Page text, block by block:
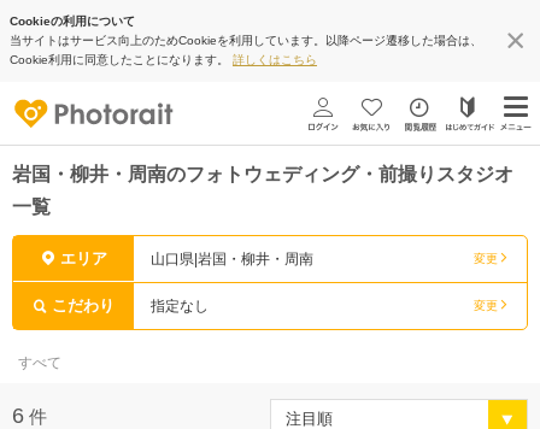
Cookieの利用について
当サイトはサービス向上のためCookieを利用しています。以降ページ遷移した場合は、
Cookie利用に同意したことになります。 詳しくはこちら
岩国・柳井・周南のフォトウェディング・前撮りスタジオ
一覧
エリア 山口県|岩国・柳井・周南 変更
こだわり 指定なし 変更
すべて
6 件